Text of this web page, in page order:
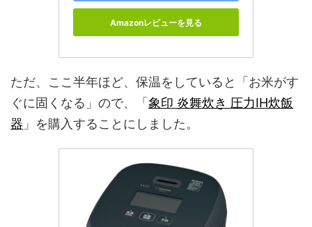
Amazonレビューを見る
ただ、ここ半年ほど、保温をしていると「お米がす
ぐに固くなる」ので、「 象印 炎舞炊き 圧力IH炊飯
器 」を購入することにしました。